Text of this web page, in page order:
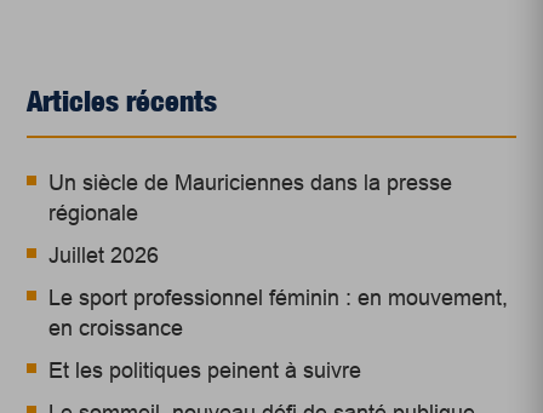
Articles récents
Un siècle de Mauriciennes dans la presse
régionale
Juillet 2026
Le sport professionnel féminin : en mouvement,
en croissance
Et les politiques peinent à suivre